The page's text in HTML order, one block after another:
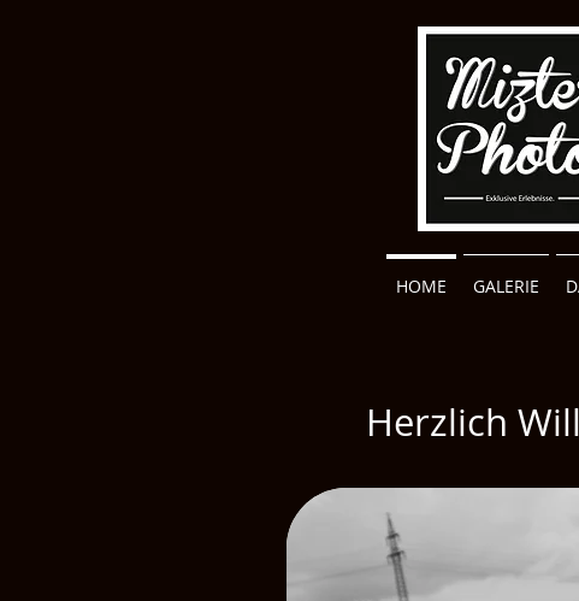
HOME GALERIE
Herzlich